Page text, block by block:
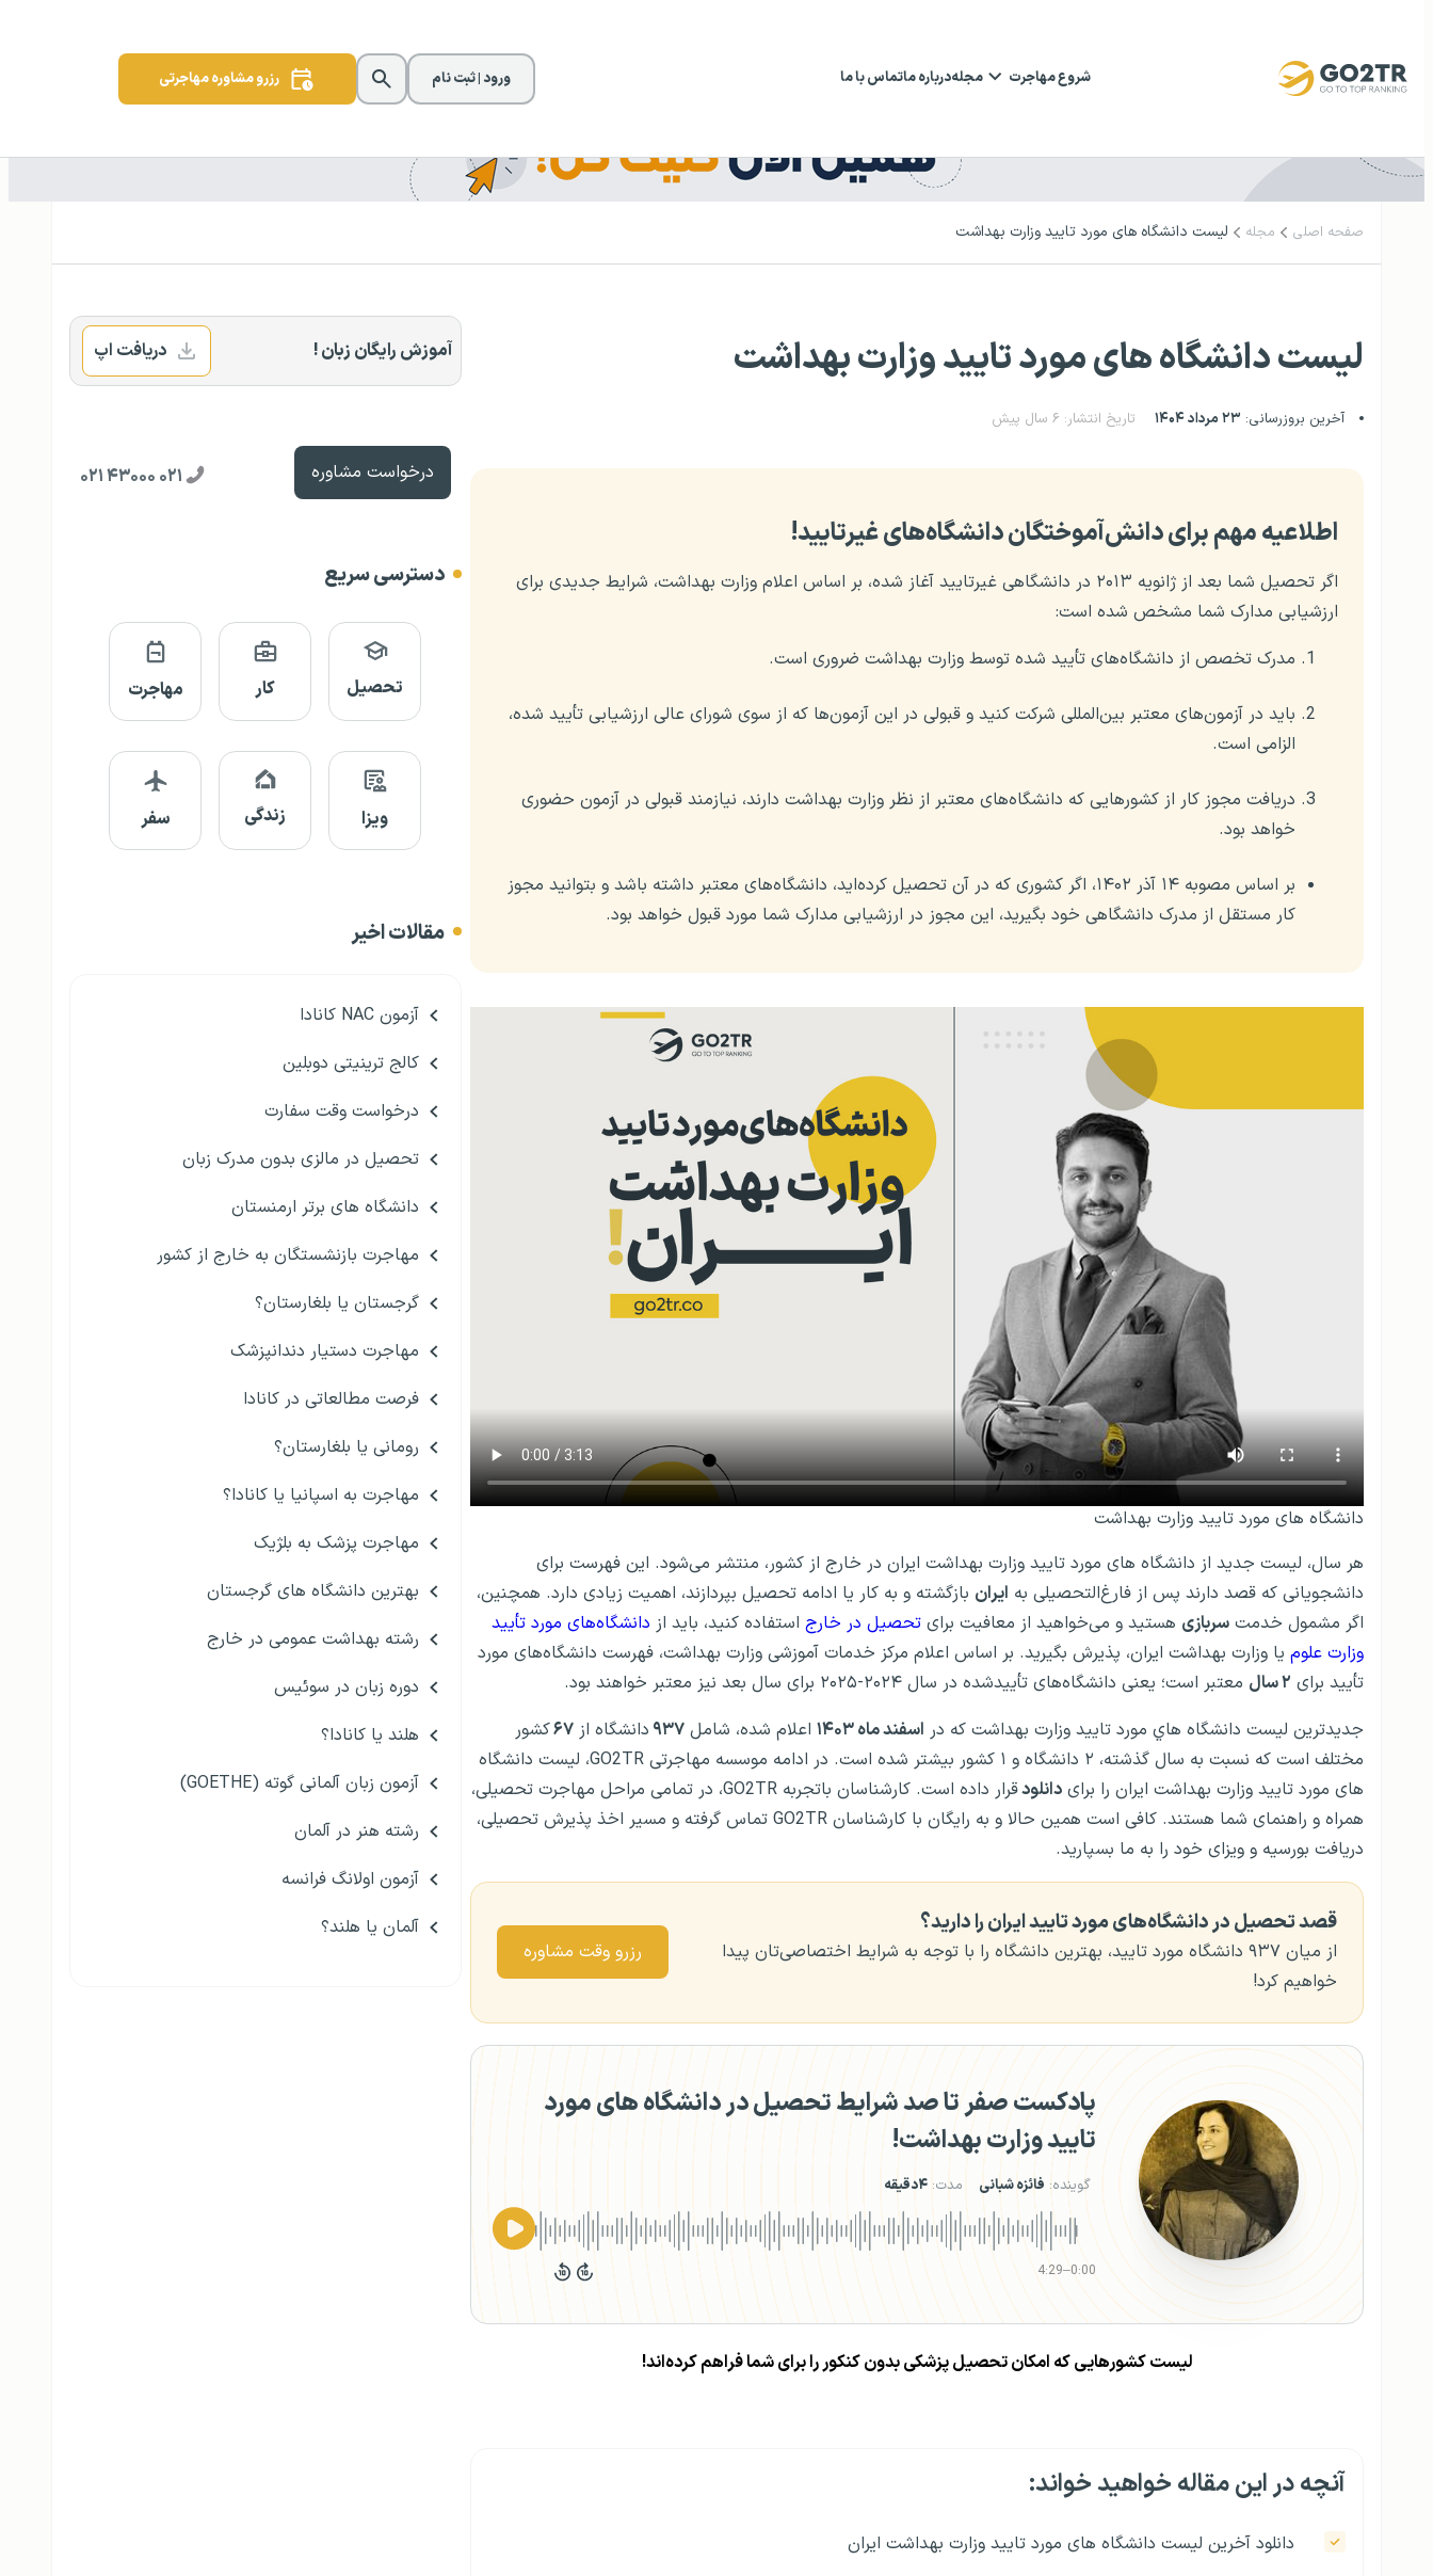
شروع مهاجرت مجلهدرباره ماتماس با ما ورود | ثبت نام رزرو مشاوره مهاجرتی
صفحه اصلی مجله لیست دانشگاه های مورد تایید وزارت بهداشت
لیست دانشگاه های مورد تایید وزارت بهداشت
آخرین بروزرسانی: ۲۳ مرداد ۱۴۰۴ تاریخ انتشار: ۶ سال پیش
اطلاعیه مهم برای دانش‌آموختگان دانشگاه‌های غیرتایید!
اگر تحصیل شما بعد از ژانویه ۲۰۱۳ در دانشگاهی غیرتایید آغاز شده، بر اساس اعلام وزارت بهداشت، شرایط جدیدی برای
ارزشیابی مدارک شما مشخص شده است:
مدرک تخصص از دانشگاه‌های تأیید شده توسط وزارت بهداشت ضروری است.
باید در آزمون‌های معتبر بین‌المللی شرکت کنید و قبولی در این آزمون‌ها که از سوی شورای عالی ارزشیابی تأیید شده،
الزامی است.
دریافت مجوز کار از کشورهایی که دانشگاه‌های معتبر از نظر وزارت بهداشت دارند، نیازمند قبولی در آزمون حضوری
خواهد بود.
بر اساس مصوبه ۱۴ آذر ۱۴۰۲، اگر کشوری که در آن تحصیل کرده‌اید، دانشگاه‌های معتبر داشته باشد و بتوانید مجوز
کار مستقل از مدرک دانشگاهی خود بگیرید، این مجوز در ارزشیابی مدارک شما مورد قبول خواهد بود.
دانشگاه های مورد تایید وزارت بهداشت
هر سال، لیست جدید از دانشگاه های مورد تایید وزارت بهداشت ایران در خارج از کشور، منتشر می‌شود. این فهرست برای
دانشجویانی که قصد دارند پس از فارغ‌التحصیلی به ایران بازگشته و به کار یا ادامه تحصیل بپردازند، اهمیت زیادی دارد. همچنین،
اگر مشمول خدمت سربازی هستید و می‌خواهید از معافیت برای تحصیل در خارج استفاده کنید، باید از دانشگاه‌های مورد تأیید
وزارت علوم یا وزارت بهداشت ایران، پذیرش بگیرید. بر اساس اعلام مرکز خدمات آموزشی وزارت بهداشت، فهرست دانشگاه‌های مورد
تأیید برای ۲ سال
معتبر است؛ یعنی دانشگاه‌های تأییدشده در سال ۲۰۲۴-۲۰۲۵ برای سال بعد نیز معتبر خواهند بود.
جدیدترین ليست دانشگاه هاي مورد تاييد وزارت بهداشت که در اسفند ماه ۱۴۰۳ اعلام شده، شامل ۹۳۷ دانشگاه از ۶۷کشور
مختلف است که نسبت به سال گذشته، ۲ دانشگاه و ۱ کشور بیشتر شده است. در ادامه موسسه مهاجرتی GO2TR، لیست دانشگاه
های مورد تایید وزارت بهداشت ایران را برای دانلود
قرار داده است. کارشناسان باتجربه GO2TR، در تمامی مراحل مهاجرت تحصیلی،
همراه و راهنمای شما هستند. کافی است همین حالا و به رایگان با کارشناسان GO2TR تماس گرفته و مسیر اخذ پذیرش تحصیلی،
دریافت بورسیه و ویزای خود را به ما بسپارید.
قصد تحصیل در دانشگاه‌های مورد تایید ایران را دارید؟
از میان ۹۳۷ دانشگاه مورد تایید، بهترین دانشگاه را با توجه به شرایط اختصاصی‌تان پیدا
خواهیم کرد!
رزرو وقت مشاوره
پادکست صفر تا صد شرایط تحصیل در دانشگاه های مورد
تایید وزارت بهداشت!
گوینده: فائزه شبانی مدت: ۴دقیقه
0:00
–
4:29
لیست کشورهایی که امکان تحصیل پزشکی بدون کنکور را برای شما فراهم کرده‌اند!
آنچه در این مقاله خواهید خواند:
دانلود آخرین لیست دانشگاه های مورد تایید وزارت بهداشت ایران
آموزش رایگان زبان ! دریافت اپ
درخواست مشاوره ۰۲۱ ۴۳۰۰۰ ۰۲۱
دسترسی سریع
تحصیل کار مهاجرت
ویزا زندگی سفر
مقالات اخیر
آزمون NAC کانادا
کالج ترینیتی دوبلین
درخواست وقت سفارت
تحصیل در مالزی بدون مدرک زبان
دانشگاه های برتر ارمنستان
مهاجرت بازنشستگان به خارج از کشور
گرجستان یا بلغارستان؟
مهاجرت دستیار دندانپزشک
فرصت مطالعاتی در کانادا
رومانی یا بلغارستان؟
مهاجرت به اسپانیا یا کانادا؟
مهاجرت پزشک به بلژیک
بهترین دانشگاه های گرجستان
رشته بهداشت عمومی در خارج
دوره زبان در سوئیس
هلند یا کانادا؟
آزمون زبان آلمانی گوته (GOETHE)
رشته هنر در آلمان
آزمون اولانگ فرانسه
آلمان یا هلند؟